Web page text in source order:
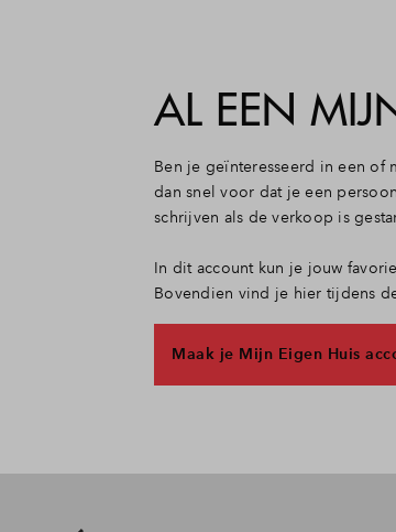
AL EEN
Ben je geïnteresseerd in een of
dan snel voor dat je een
schrijven als de verkoop is
In dit account kun je jouw
Bovendien vind je hier tijdens
Maak je Mijn Eigen Huis